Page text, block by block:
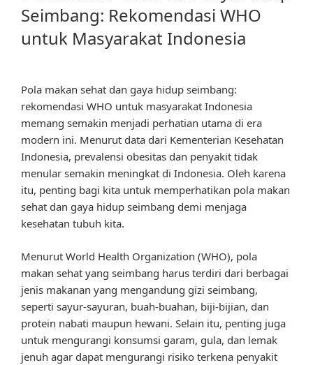
Seimbang: Rekomendasi WHO
untuk Masyarakat Indonesia
Pola makan sehat dan gaya hidup seimbang:
rekomendasi WHO untuk masyarakat Indonesia
memang semakin menjadi perhatian utama di era
modern ini. Menurut data dari Kementerian Kesehatan
Indonesia, prevalensi obesitas dan penyakit tidak
menular semakin meningkat di Indonesia. Oleh karena
itu, penting bagi kita untuk memperhatikan pola makan
sehat dan gaya hidup seimbang demi menjaga
kesehatan tubuh kita.
Menurut World Health Organization (WHO), pola
makan sehat yang seimbang harus terdiri dari berbagai
jenis makanan yang mengandung gizi seimbang,
seperti sayur-sayuran, buah-buahan, biji-bijian, dan
protein nabati maupun hewani. Selain itu, penting juga
untuk mengurangi konsumsi garam, gula, dan lemak
jenuh agar dapat mengurangi risiko terkena penyakit